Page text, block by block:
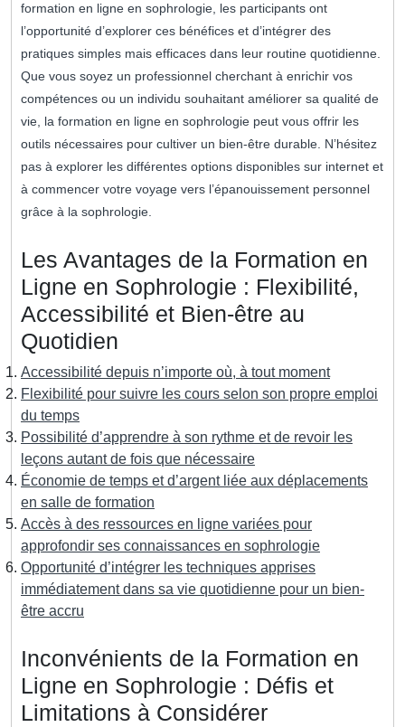
formation en ligne en sophrologie, les participants ont
l’opportunité d’explorer ces bénéfices et d’intégrer des
pratiques simples mais efficaces dans leur routine quotidienne.
Que vous soyez un professionnel cherchant à enrichir vos
compétences ou un individu souhaitant améliorer sa qualité de
vie, la formation en ligne en sophrologie peut vous offrir les
outils nécessaires pour cultiver un bien-être durable. N’hésitez
pas à explorer les différentes options disponibles sur internet et
à commencer votre voyage vers l’épanouissement personnel
grâce à la sophrologie.
Les Avantages de la Formation en
Ligne en Sophrologie : Flexibilité,
Accessibilité et Bien-être au
Quotidien
Accessibilité depuis n’importe où, à tout moment
Flexibilité pour suivre les cours selon son propre emploi
du temps
Possibilité d’apprendre à son rythme et de revoir les
leçons autant de fois que nécessaire
Économie de temps et d’argent liée aux déplacements
en salle de formation
Accès à des ressources en ligne variées pour
approfondir ses connaissances en sophrologie
Opportunité d’intégrer les techniques apprises
immédiatement dans sa vie quotidienne pour un bien-
être accru
Inconvénients de la Formation en
Ligne en Sophrologie : Défis et
Limitations à Considérer